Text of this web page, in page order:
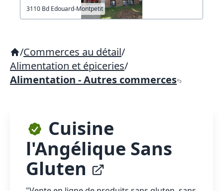
3110 Bd Edouard-Montpetit
/Commerces au détail/
Alimentation et épiceries/
Alimentation - Autres commerces
Cuisine
l'Angélique Sans
Gluten